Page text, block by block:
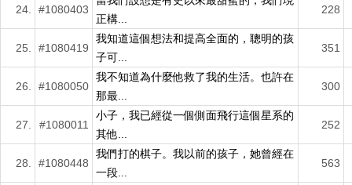
24. #1080403
正構...
228
25. #1080419
我知道這個想法和提高全面的，聰明的孩
子可...
351
26. #1080050
我不知道為什麼他救了我的生活。也許在
那最...
300
27. #1080011
小子，我已經從一個側面飛行這個星系的
其他...
252
28. #1080448
我們打的棋子。我以前的孩子，她曾經在
一段...
563